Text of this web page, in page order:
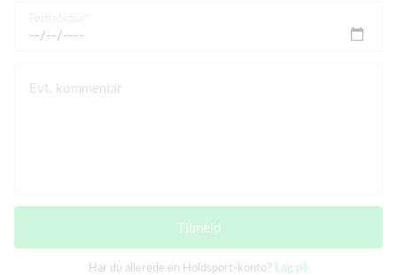
Evt. kommentar
Tilmeld
Har du allerede en Holdsport-konto? Log på